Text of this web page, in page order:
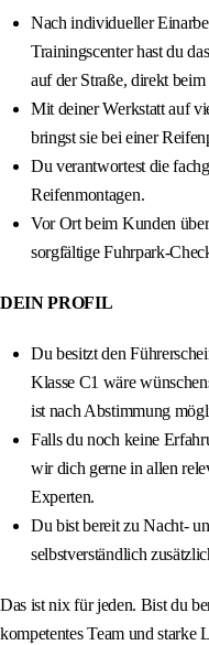
Nach individueller
Trainingscenter hast du
auf der Straße, direkt
Mit deiner Werkstatt auf
bringst sie bei einer
Du verantwortest die
Reifenmontagen.
Vor Ort beim Kunden
sorgfältige Fuhrpark-
DEIN PROFIL
Du besitzt den
Klasse C1 wäre
ist nach Abstimmung
Falls du noch keine
wir dich gerne in allen
Experten.
Du bist bereit zu Nacht-
selbstverständlich
Das ist nix für jeden. Bist du
kompetentes Team und starke